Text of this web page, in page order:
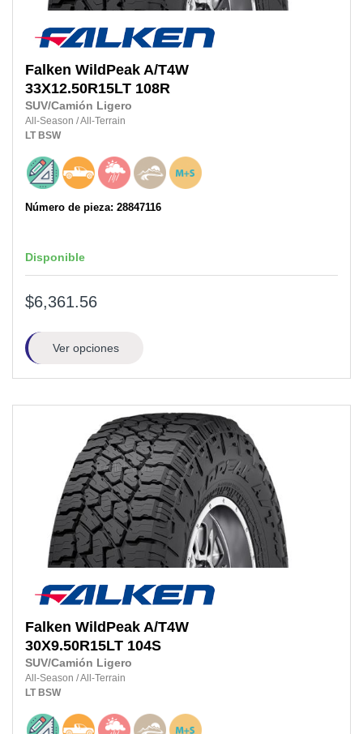
Falken WildPeak A/T4W
33X12.50R15LT 108R
SUV/Camión Ligero
All-Season /All-Terrain
LT BSW
Número de pieza: 28847116
Disponible
$6,361.56
Ver opciones
Falken WildPeak A/T4W
30X9.50R15LT 104S
SUV/Camión Ligero
All-Season /All-Terrain
LT BSW